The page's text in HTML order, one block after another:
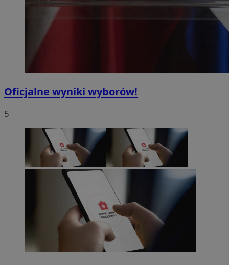
Oficjalne wyniki wyborów!
5